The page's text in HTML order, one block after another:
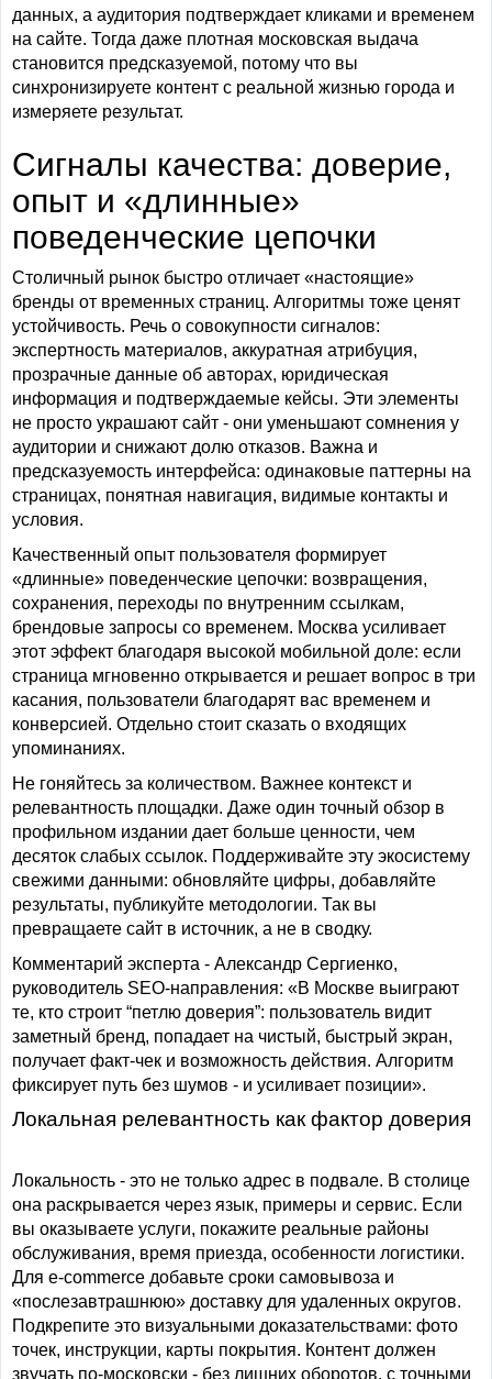
данных, а аудитория подтверждает кликами и временем
на сайте. Тогда даже плотная московская выдача
становится предсказуемой, потому что вы
синхронизируете контент с реальной жизнью города и
измеряете результат.
Сигналы качества: доверие,
опыт и «длинные»
поведенческие цепочки
Столичный рынок быстро отличает «настоящие»
бренды от временных страниц. Алгоритмы тоже ценят
устойчивость. Речь о совокупности сигналов:
экспертность материалов, аккуратная атрибуция,
прозрачные данные об авторах, юридическая
информация и подтверждаемые кейсы. Эти элементы
не просто украшают сайт - они уменьшают сомнения у
аудитории и снижают долю отказов. Важна и
предсказуемость интерфейса: одинаковые паттерны на
страницах, понятная навигация, видимые контакты и
условия.
Качественный опыт пользователя формирует
«длинные» поведенческие цепочки: возвращения,
сохранения, переходы по внутренним ссылкам,
брендовые запросы со временем. Москва усиливает
этот эффект благодаря высокой мобильной доле: если
страница мгновенно открывается и решает вопрос в три
касания, пользователи благодарят вас временем и
конверсией. Отдельно стоит сказать о входящих
упоминаниях.
Не гоняйтесь за количеством. Важнее контекст и
релевантность площадки. Даже один точный обзор в
профильном издании дает больше ценности, чем
десяток слабых ссылок. Поддерживайте эту экосистему
свежими данными: обновляйте цифры, добавляйте
результаты, публикуйте методологии. Так вы
превращаете сайт в источник, а не в сводку.
Комментарий эксперта - Александр Сергиенко,
руководитель SEO-направления: «В Москве выиграют
те, кто строит “петлю доверия”: пользователь видит
заметный бренд, попадает на чистый, быстрый экран,
получает факт-чек и возможность действия. Алгоритм
фиксирует путь без шумов - и усиливает позиции».
Локальная релевантность как фактор доверия
Локальность - это не только адрес в подвале. В столице
она раскрывается через язык, примеры и сервис. Если
вы оказываете услуги, покажите реальные районы
обслуживания, время приезда, особенности логистики.
Для e-commerce добавьте сроки самовывоза и
«послезавтрашнюю» доставку для удаленных округов.
Подкрепите это визуальными доказательствами: фото
точек, инструкции, карты покрытия. Контент должен
звучать по-московски - без лишних оборотов, с точными